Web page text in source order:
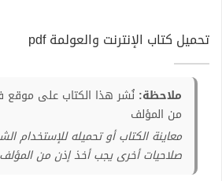
تحميل كتاب الإنترنت والعولمة pdf
ملاحظة: نُشر هذا الكتاب على موقع
من المؤلف
معاينة الكتاب أو تحميله
صلاحيات أخرى يجب أخذ إذن من المؤلف